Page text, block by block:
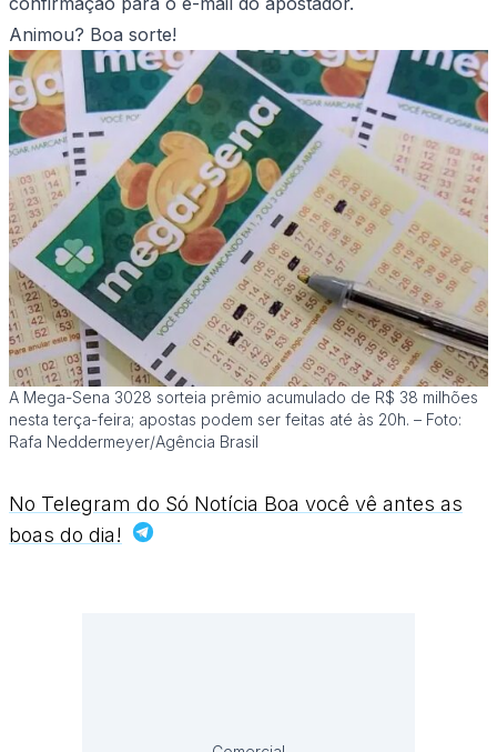
Animou? Boa sorte!
A Mega-Sena 3028 sorteia prêmio acumulado de R$ 38 milhões
nesta terça-feira; apostas podem ser feitas até às 20h. – Foto:
Rafa Neddermeyer/Agência Brasil
No Telegram do Só Notícia Boa você vê antes as
boas do dia!